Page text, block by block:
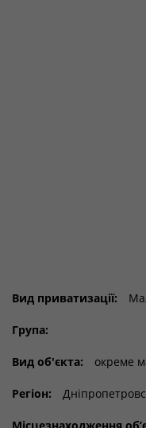
Вид приватизації:
Група:
Вид об'єкта: окреме
Регіон: